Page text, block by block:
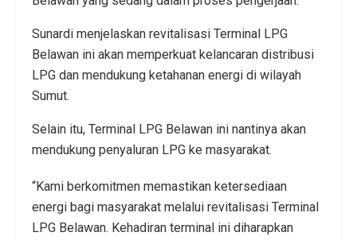
Sunardi menjelaskan revitalisasi Terminal LPG
Belawan ini akan memperkuat kelancaran distribusi
LPG dan mendukung ketahanan energi di wilayah
Sumut.
Selain itu, Terminal LPG Belawan ini nantinya akan
mendukung penyaluran LPG ke masyarakat.
“Kami berkomitmen memastikan ketersediaan
energi bagi masyarakat melalui revitalisasi Terminal
LPG Belawan. Kehadiran terminal ini diharapkan